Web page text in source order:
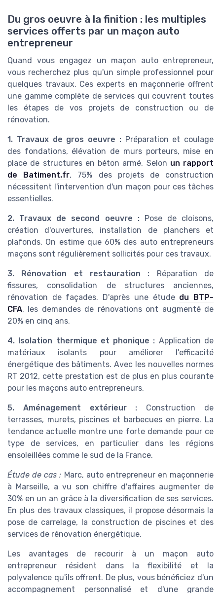
Du gros oeuvre à la finition : les multiples
services offerts par un maçon auto
entrepreneur
Quand vous engagez un maçon auto entrepreneur,
vous recherchez plus qu'un simple professionnel pour
quelques travaux. Ces experts en maçonnerie offrent
une gamme complète de services qui couvrent toutes
les étapes de vos projets de construction ou de
rénovation.
1. Travaux de gros oeuvre :Préparation et coulage
des fondations, élévation de murs porteurs, mise en
place de structures en béton armé. Selon un rapport
de Batiment.fr, 75% des projets de construction
nécessitent l'intervention d'un maçon pour ces tâches
essentielles.
2. Travaux de second oeuvre :Pose de cloisons,
création d'ouvertures, installation de planchers et
plafonds. On estime que 60% des auto entrepreneurs
maçons sont régulièrement sollicités pour ces travaux.
3. Rénovation et restauration : Réparation de
fissures, consolidation de structures anciennes,
rénovation de façades. D'après une étude du BTP-
CFA, les demandes de rénovations ont augmenté de
20% en cinq ans.
4. Isolation thermique et phonique : Application de
matériaux isolants pour améliorer l'efficacité
énergétique des bâtiments. Avec les nouvelles normes
RT 2012, cette prestation est de plus en plus courante
pour les maçons auto entrepreneurs.
5. Aménagement extérieur : Construction de
terrasses, murets, piscines et barbecues en pierre. La
tendance actuelle montre une forte demande pour ce
type de services, en particulier dans les régions
ensoleillées comme le sud de la France.
Étude de cas : Marc, auto entrepreneur en maçonnerie
à Marseille, a vu son chiffre d'affaires augmenter de
30% en un an grâce à la diversification de ses services.
En plus des travaux classiques, il propose désormais la
pose de carrelage, la construction de piscines et des
services de rénovation énergétique.
Les avantages de recourir à un maçon auto
entrepreneur résident dans la flexibilité et la
polyvalence qu'ils offrent. De plus, vous bénéficiez d'un
accompagnement personnalisé et d'une grande